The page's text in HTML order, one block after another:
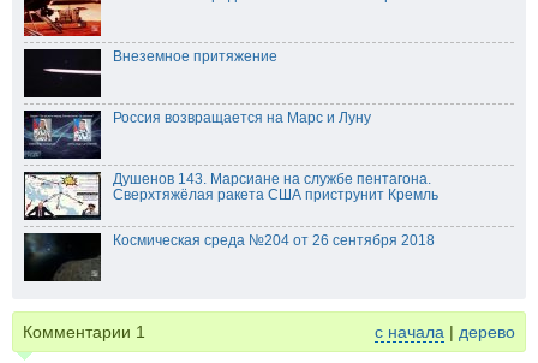
Внеземное притяжение
Россия возвращается на Марс и Луну
Душенов 143. Марсиане на службе пентагона.
Сверхтяжёлая ракета США приструнит Кремль
Космическая среда №204 от 26 сентября 2018
Комментарии 1 с начала | дерево